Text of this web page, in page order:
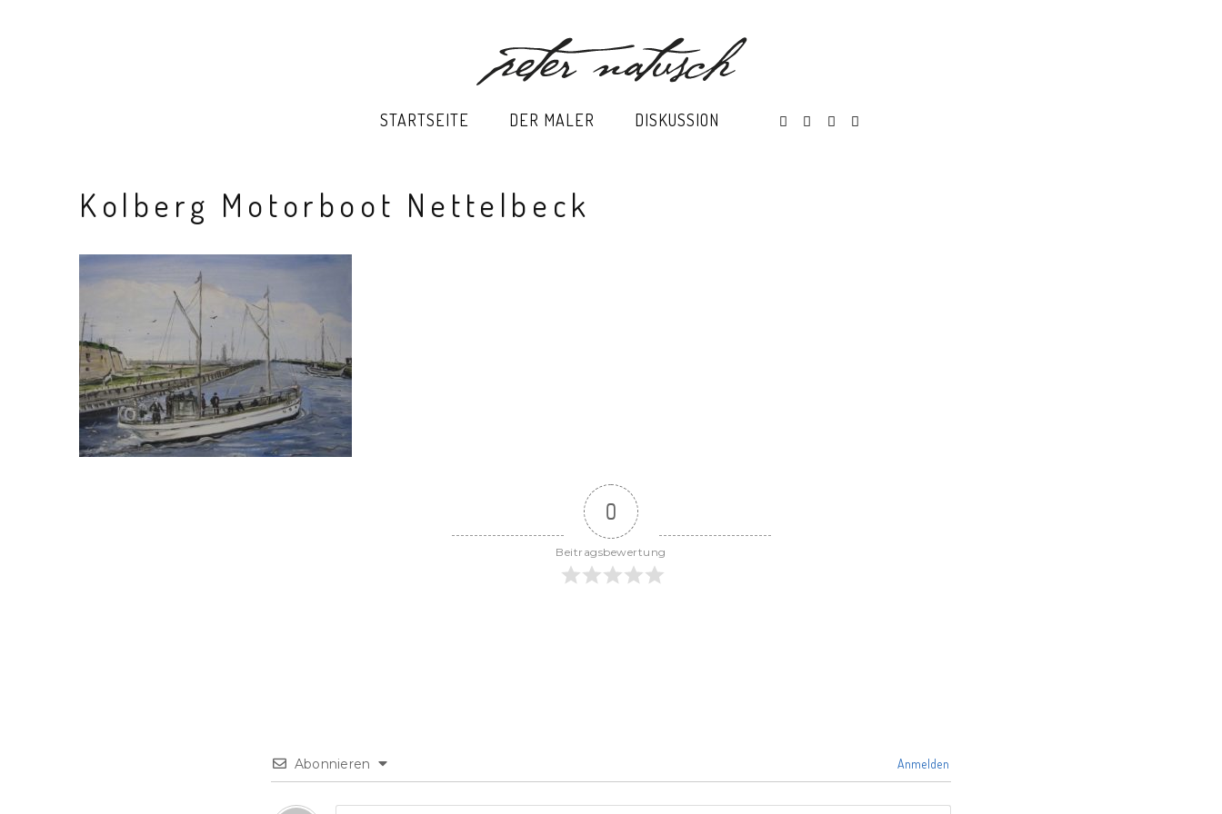
STARTSEITE DER MALER DISKUSSION
Kolberg Motorboot Nettelbeck
0
Beitragsbewertung
Abonnieren Anmelden